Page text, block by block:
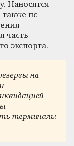
Наносятся
по
часть
экспорта.
на
терминалы